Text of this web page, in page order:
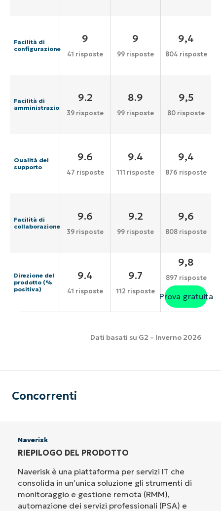
Facilità di
configurazione
9
41 risposte
9
99 risposte
9,4
804 risposte
Facilità di
amministrazione
9.2
39 risposte
8.9
99 risposte
9,5
80 risposte
Qualità del
supporto
9.6
47 risposte
9.4
111 risposte
9,4
876 risposte
Facilità di
collaborazione
9.6
39 risposte
9.2
99 risposte
9,6
808 risposte
Direzione del
prodotto (%
positiva)
9.4
41 risposte
9.7
112 risposte
9,8
897 risposte
Prova gratuita
Dati basati su G2 – Inverno 2026
Concorrenti
Naverisk
RIEPILOGO DEL PRODOTTO
Naverisk è una piattaforma per servizi IT che
consolida in un’unica soluzione gli strumenti di
monitoraggio e gestione remota (RMM),
automazione dei servizi professionali (PSA) e